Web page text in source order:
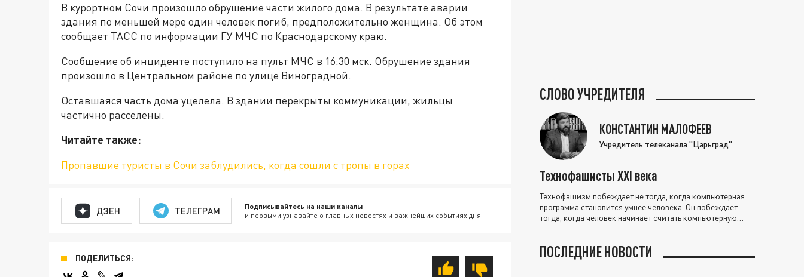
В курортном Сочи произошло обрушение части жилого дома. В результате аварии
здания по меньшей мере один человек погиб, предположительно женщина. Об этом
сообщает ТАСС по информации ГУ МЧС по Краснодарскому краю.
Сообщение об инциденте поступило на пульт МЧС в 16:30 мск. Обрушение здания
произошло в Центральном районе по улице Виноградной.
Оставшаяся часть дома уцелела. В здании перекрыты коммуникации, жильцы
частично расселены.
Читайте также:
Пропавшие туристы в Сочи заблудились, когда сошли с тропы в горах
ДЗЕН ТЕЛЕГРАМ Подписывайтесь на наши каналы
и первыми узнавайте о главных новостях и важнейших событиях дня.
ПОДЕЛИТЬСЯ:
СЛОВО УЧРЕДИТЕЛЯ
КОНСТАНТИН МАЛОФЕЕВ
Учредитель телеканала "Царьград"
Технофашисты XXI века
Технофашизм побеждает не тогда, когда компьютерная
программа становится умнее человека. Он побеждает
тогда, когда человек начинает считать компьютерную
ПОСЛЕДНИЕ НОВОСТИ